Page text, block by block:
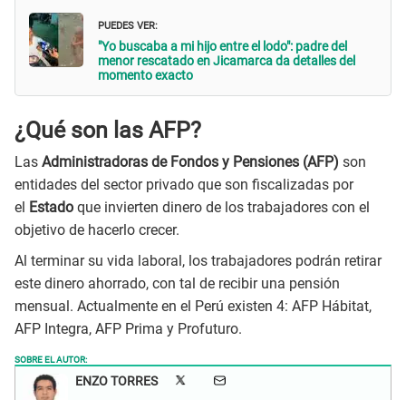
PUEDES VER:
"Yo buscaba a mi hijo entre el lodo": padre del
menor rescatado en Jicamarca da detalles del
momento exacto
¿Qué son las AFP?
Las Administradoras de Fondos y Pensiones (AFP) son
entidades del sector privado que son fiscalizadas por
el Estado que invierten dinero de los trabajadores con el
objetivo de hacerlo crecer.
Al terminar su vida laboral, los trabajadores podrán retirar
este dinero ahorrado, con tal de recibir una pensión
mensual. Actualmente en el Perú existen 4: AFP Hábitat,
AFP Integra, AFP Prima y Profuturo.
SOBRE EL AUTOR:
ENZO TORRES